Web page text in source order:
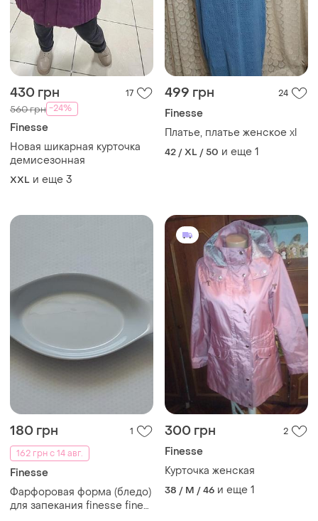
430 грн 17
560 грн -24%
Finesse
Новая шикарная курточка
демисезонная
XXL и еще 3
499 грн 24
Finesse
Платье, платье женское xl
42 / XL / 50 и еще 1
180 грн
1
162 грн с 14 авг.
Finesse
Фарфоровая форма (бледо)
для запекания finesse fine
300 грн 2
Finesse
Курточка женская
38 / M / 46 и еще 1